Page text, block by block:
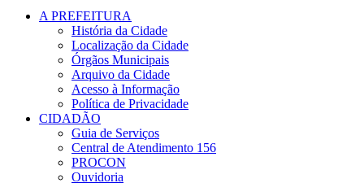
A PREFEITURA
História da Cidade
Localização da Cidade
Órgãos Municipais
Arquivo da Cidade
Acesso à Informação
Política de Privacidade
CIDADÃO
Guia de Serviços
Central de Atendimento 156
PROCON
Ouvidoria